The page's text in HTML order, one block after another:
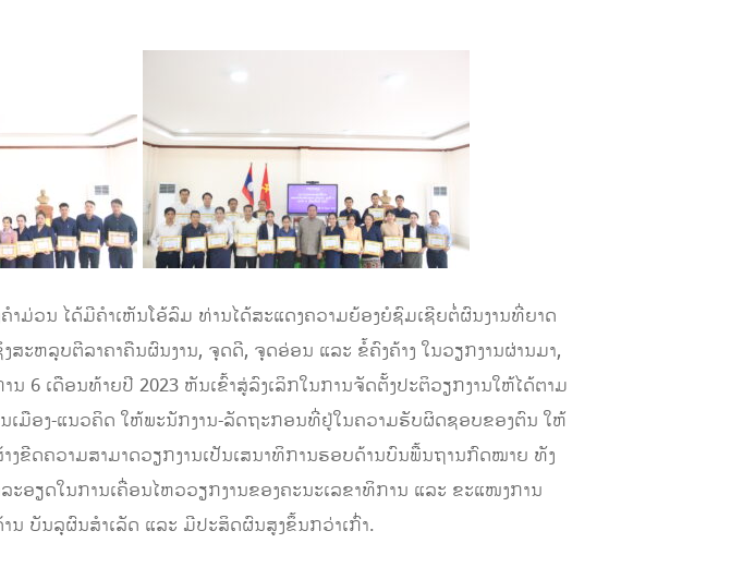
ມ່ວນ ໄດ້ມີຄໍາເຫັນໂອ້ລົມ ທ່ານໄດ້ສະແດງຄວາມຍ້ອງຍໍຊົມເຊີຍຕໍ່ຜົນງານທີ່ຍາດ
ະຫລຸບຕີລາຄາຄືນຜົນງານ, ຈຸດດີ, ຈຸດອ່ອນ ແລະ ຂໍ້ຄົງຄ້າງ ໃນວຽກງານຜ່ານມາ,
6 ເດືອນທ້າຍປີ 2023 ຫັນເຂົ້າສູ່ລົງເລິກໃນການຈັດຕັ້ງປະຕິວຽກງານໃຫ້ໄດ້ຕາມ
ເມືອງ-ແນວຄິດ ໃຫ້ພະນັກງານ-ລັດຖະກອນທີ່ຢູ່ໃນຄວາມຮັບຜິດຊອບຂອງຕົນ ໃຫ້
ຂີດຄວາມສາມາດວຽກງານເປັນເສນາທິການຮອບດ້ານບົນພື້ນຖານກົດໝາຍ ທັງ
ອຽດໃນການເຄື່ອນໄຫວວຽກງານຂອງຄະນະເລຂາທິການ ແລະ ຂະແໜງການ
ນ ບັນລຸຜົນສໍາເລັດ ແລະ ມີປະສິດຜົນສູງຂຶ້ນກວ່າເກົ່າ.